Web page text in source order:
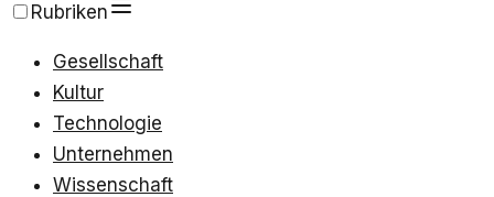
Rubriken
Gesellschaft
Kultur
Technologie
Unternehmen
Wissenschaft